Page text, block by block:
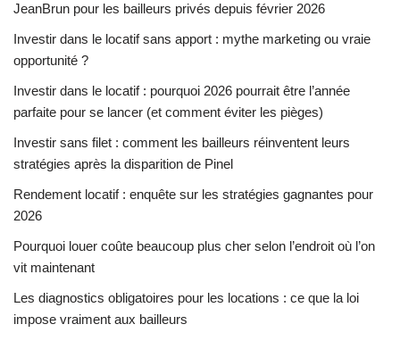
JeanBrun pour les bailleurs privés depuis février 2026
Investir dans le locatif sans apport : mythe marketing ou vraie
opportunité ?
Investir dans le locatif : pourquoi 2026 pourrait être l’année
parfaite pour se lancer (et comment éviter les pièges)
Investir sans filet : comment les bailleurs réinventent leurs
stratégies après la disparition de Pinel
Rendement locatif : enquête sur les stratégies gagnantes pour
2026
Pourquoi louer coûte beaucoup plus cher selon l’endroit où l’on
vit maintenant
Les diagnostics obligatoires pour les locations : ce que la loi
impose vraiment aux bailleurs